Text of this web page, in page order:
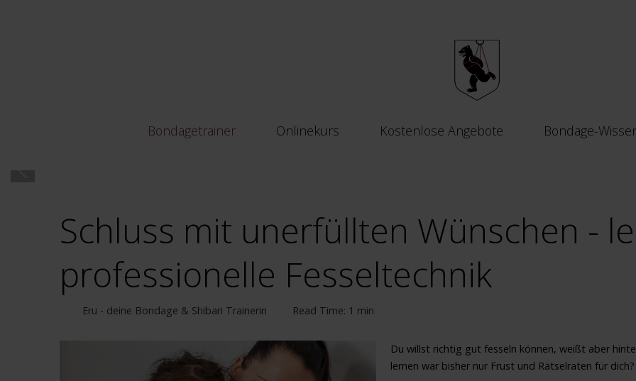
Bondagetrainer Onlinekurs Kostenlose Angebote Bondage-
Schluss mit unerfüllten Wünschen -
professionelle Fesseltechnik
Eru - deine Bondage & Shibari Trainerin Read Time: 1 min
Du willst richtig gut fesseln können, weißt aber
lernen war bisher nur Frust und Rätselraten für dich?